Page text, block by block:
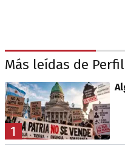
Más leídas de Perfil
1